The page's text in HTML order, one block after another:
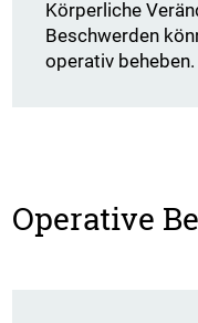
Körperliche
Beschwerden
operativ beheben.
Operative